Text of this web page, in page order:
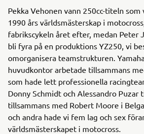
Pekka Vehonen vann 250cc-titeln som
1990 års världsmästerskap i
fabrikscykeln året efter, medan Peter
bli fyra på en produktions YZ250, vi
omorganisera teamstrukturen.
huvudkontor arbetade tillsammans
som hade lett professionella
Donny Schmidt och Alessandro Puzar
tillsammans med Robert Moore i
och andra hade vi fem lag och sex
världsmästerskapet i motocross.